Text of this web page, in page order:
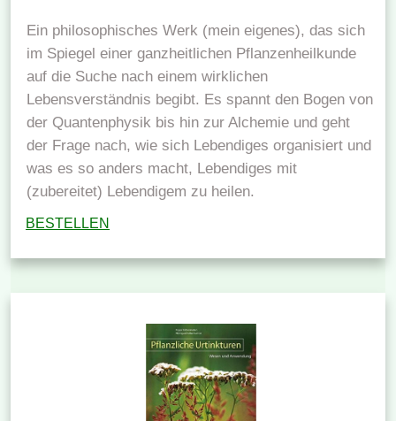
Ein philosophisches Werk (mein eigenes), das sich
im Spiegel einer ganzheitlichen Pflanzenheilkunde
auf die Suche nach einem wirklichen
Lebensverständnis begibt. Es spannt den Bogen von
der Quantenphysik bis hin zur Alchemie und geht
der Frage nach, wie sich Lebendiges organisiert und
was es so anders macht, Lebendiges mit
(zubereitet) Lebendigem zu heilen.
BESTELLEN